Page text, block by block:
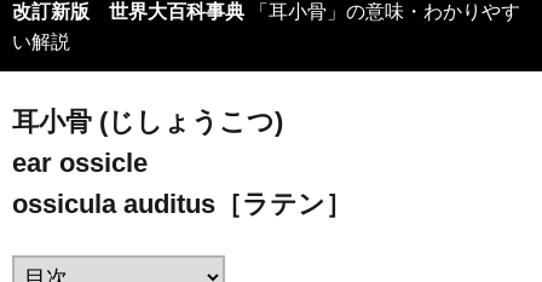
改訂新版 世界大百科事典
い解説
耳小骨 (じしょうこつ)
ear ossicle
ossicula auditus［ラテン］